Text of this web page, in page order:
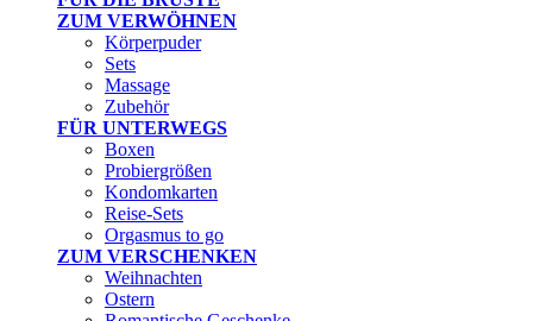
ZUM VERWÖHNEN
Körperpuder
Sets
Massage
Zubehör
FÜR UNTERWEGS
Boxen
Probiergrößen
Kondomkarten
Reise-Sets
Orgasmus to go
ZUM VERSCHENKEN
Weihnachten
Ostern